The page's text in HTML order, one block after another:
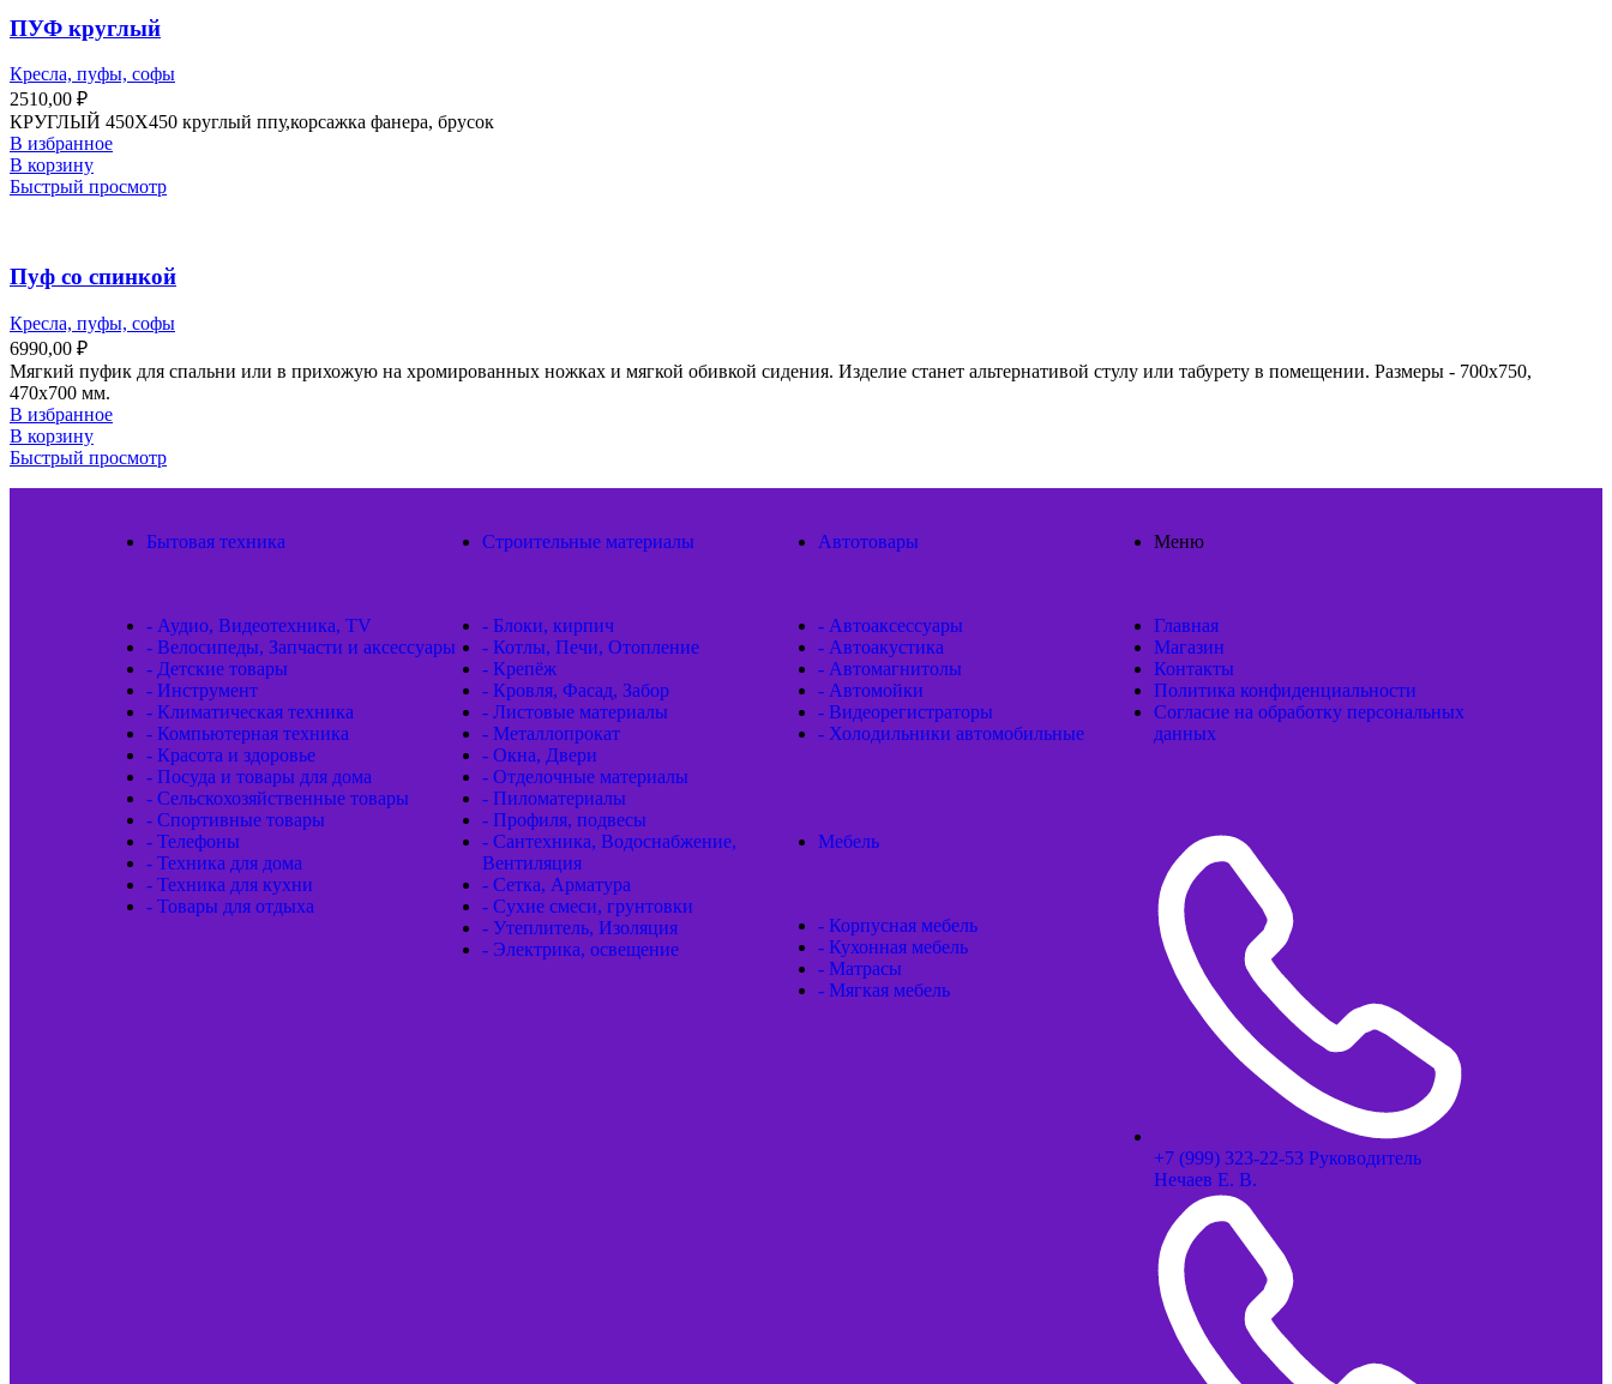
ПУФ круглый
Кресла, пуфы, софы
2510,00 ₽
КРУГЛЫЙ 450X450 круглый ппу,корсажка фанера, брусок
В избранное
В корзину
Быстрый просмотр
Пуф со спинкой
Кресла, пуфы, софы
6990,00 ₽
Мягкий пуфик для спальни или в прихожую на хромированных ножках и мягкой обивкой сидения. Изделие станет альтернативой стулу или табурету в помещении. Размеры - 700x750,
470x700 мм.
В избранное
В корзину
Быстрый просмотр
Бытовая техника
- Аудио, Видеотехника, TV
- Велосипеды, Запчасти и аксессуары
- Детские товары
- Инструмент
- Климатическая техника
- Компьютерная техника
- Красота и здоровье
- Посуда и товары для дома
- Сельскохозяйственные товары
- Спортивные товары
- Телефоны
- Техника для дома
- Техника для кухни
- Товары для отдыха
Строительные материалы
- Блоки, кирпич
- Котлы, Печи, Отопление
- Крепёж
- Кровля, Фасад, Забор
- Листовые материалы
- Металлопрокат
- Окна, Двери
- Отделочные материалы
- Пиломатериалы
- Профиля, подвесы
- Сантехника, Водоснабжение,
Вентиляция
- Сетка, Арматура
- Сухие смеси, грунтовки
- Утеплитель, Изоляция
- Электрика, освещение
Автотовары
- Автоаксессуары
- Автоакустика
- Автомагнитолы
- Автомойки
- Видеорегистраторы
- Холодильники автомобильные
Мебель
- Корпусная мебель
- Кухонная мебель
- Матрасы
- Мягкая мебель
Меню
Главная
Магазин
Контакты
Политика конфиденциальности
Согласие на обработку персональных
данных
+7 (999) 323-22-53 Руководитель
Нечаев Е. В.